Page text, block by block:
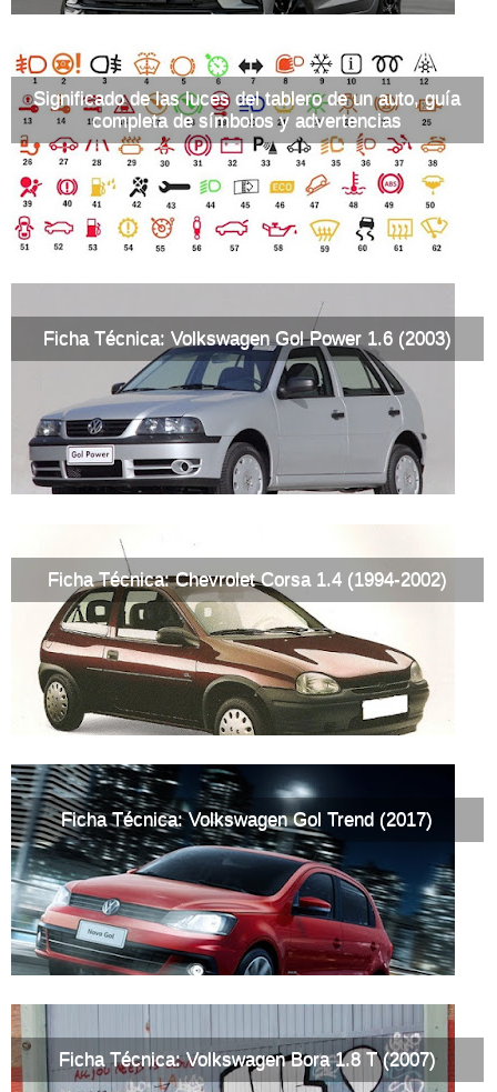
Significado de las luces del tablero de un auto, guía
completa de símbolos y advertencias
Ficha Técnica: Volkswagen Gol Power 1.6 (2003)
Ficha Técnica: Chevrolet Corsa 1.4 (1994-2002)
Ficha Técnica: Volkswagen Gol Trend (2017)
Ficha Técnica: Volkswagen Bora 1.8 T (2007)